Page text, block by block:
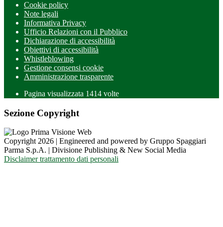
Cookie policy
Note legali
Informativa Privacy
Ufficio Relazioni con il Pubblico
Dichiarazione di accessibilità
Obiettivi di accessibilità
Whistleblowing
Gestione consensi cookie
Amministrazione trasparente
Pagina visualizzata 1414 volte
Sezione Copyright
Copyright 2026 | Engineered and powered by Gruppo Spaggiari
Parma S.p.A. | Divisione Publishing & New Social Media
Disclaimer trattamento dati personali